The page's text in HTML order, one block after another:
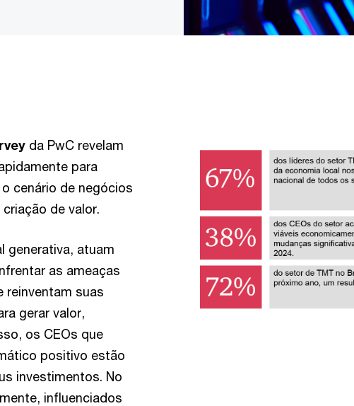
da PwC revelam
para
cenário de negócios
de valor.
generativa, atuam
as ameaças
reinventam suas
gerar valor,
os CEOs que
positivo estão
investimentos. No
influenciados